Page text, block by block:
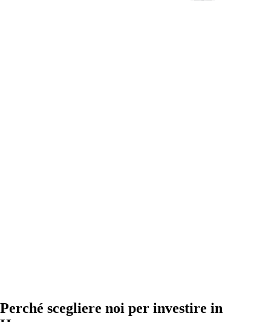
Perché scegliere noi per investire in